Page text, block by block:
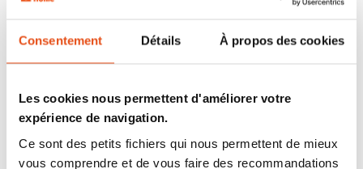
Consentement Détails À propos des cookies
Les cookies nous permettent d'améliorer votre
expérience de navigation.
Ce sont des petits fichiers qui nous permettent de mieux
vous comprendre et de vous faire des recommandations